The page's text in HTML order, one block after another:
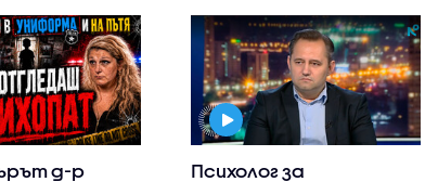
д-р
Психолог за